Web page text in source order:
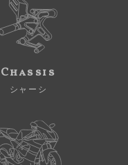
Chassis
シャーシ